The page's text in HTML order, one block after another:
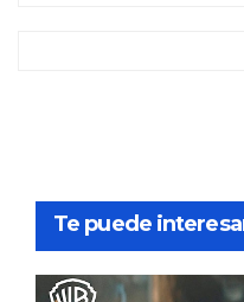
Te puede